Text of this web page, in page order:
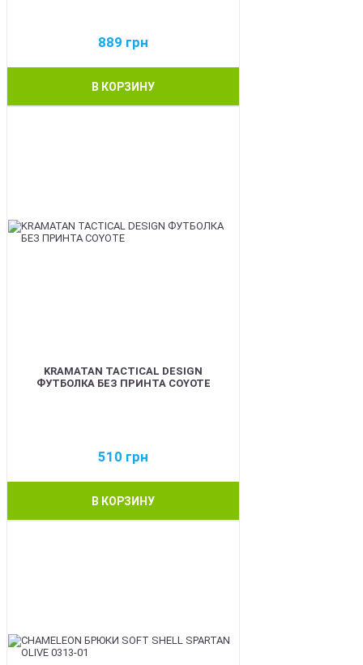
889 грн
В КОРЗИНУ
KRAMATAN TACTICAL DESIGN
ФУТБОЛКА БЕЗ ПРИНТА COYOTE
510 грн
В КОРЗИНУ